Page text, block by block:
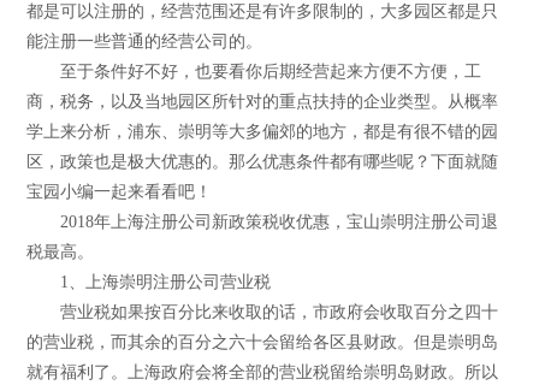
都是可以注册的，经营范围还是有许多限制的，大多园区都是只
能注册一些普通的经营公司的。
至于条件好不好，也要看你后期经营起来方便不方便，工
商，税务，以及当地园区所针对的重点扶持的企业类型。从概率
学上来分析，浦东、崇明等大多偏郊的地方，都是有很不错的园
区，政策也是极大优惠的。那么优惠条件都有哪些呢？下面就随
宝园小编一起来看看吧！
2018年上海注册公司新政策税收优惠，宝山崇明注册公司退
税最高。
1、上海崇明注册公司营业税
营业税如果按百分比来收取的话，市政府会收取百分之四十
的营业税，而其余的百分之六十会留给各区县财政。但是崇明岛
就有福利了。上海政府会将全部的营业税留给崇明岛财政。所以